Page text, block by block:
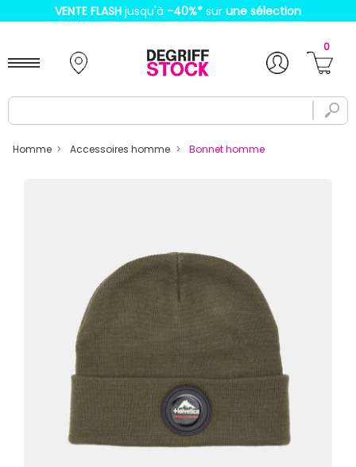
VENTE FLASH jusqu'à -40%* sur une sélection
0
Homme Accessoires homme Bonnet homme